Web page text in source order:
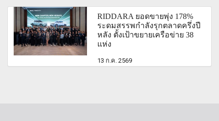
RIDDARA ยอดขายพุ่ง 178%
ระดมสรรพกำลังรุกตลาดครึ่งปี
หลัง ตั้งเป้าขยายเครือข่าย 38
แห่ง
13 ก.ค. 2569